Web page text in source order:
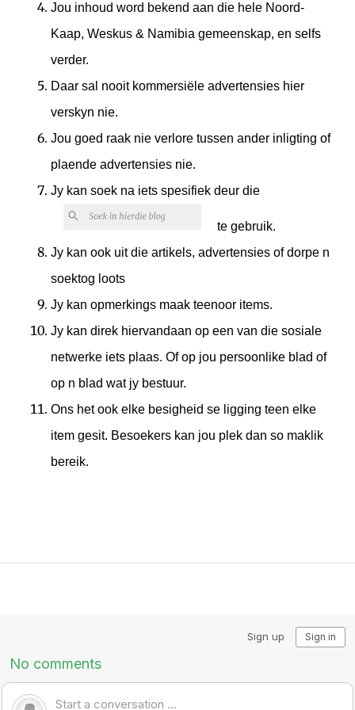
Jou inhoud word bekend aan die hele Noord-
Kaap, Weskus & Namibia gemeenskap, en selfs
verder.
Daar sal nooit kommersiële advertensies hier
verskyn nie.
Jou goed raak nie verlore tussen ander inligting of
plaende advertensies nie.
Jy kan soek na iets spesifiek deur die
te gebruik.
Jy kan ook uit die artikels, advertensies of dorpe n
soektog loots
Jy kan opmerkings maak teenoor items.
Jy kan direk hiervandaan op een van die sosiale
netwerke iets plaas. Of op jou persoonlike blad of
op n blad wat jy bestuur.
Ons het ook elke besigheid se ligging teen elke
item gesit. Besoekers kan jou plek dan so maklik
bereik.